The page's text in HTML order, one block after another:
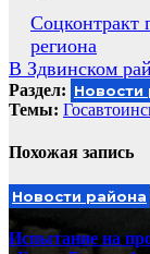
Навигация
по
записям
Соцконтракт
региона
В Здвинском
Раздел: Новости
Темы:
Похожая запись
Новости района
Испытание на